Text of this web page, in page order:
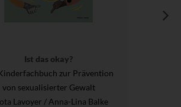
Ist das okay?
zur Prävention
von sexualisierter Gewalt
Lavoyer / Anna-Lina Balke